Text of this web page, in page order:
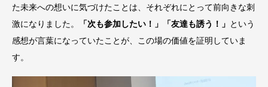
た未来への想いに気づけたことは、それぞれにとって前向きな刺
激になりました。
「次も参加したい！」「友達も誘う！」 という
感想が言葉になっていたことが、この場の価値を証明していま
す。